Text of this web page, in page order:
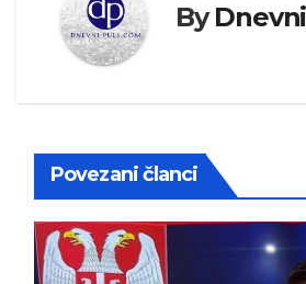
By
Povezani članci